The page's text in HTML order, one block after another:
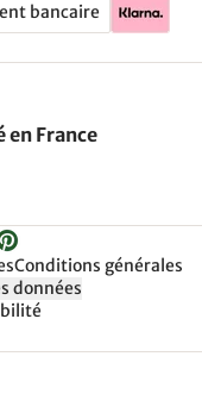
bancaire
en France
Conditions générales
données